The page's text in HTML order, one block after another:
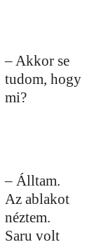
– Akkor se
tudom, hogy
mi?
– Álltam.
Az ablakot
néztem.
Saru volt